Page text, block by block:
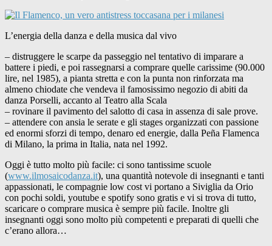
L’energia della danza e della musica dal vivo
– distruggere le scarpe da passeggio nel tentativo di imparare a
battere i piedi, e poi rassegnarsi a comprare quelle carissime (90.000
lire, nel 1985), a pianta stretta e con la punta non rinforzata ma
almeno chiodate che vendeva il famosissimo negozio di abiti da
danza Porselli, accanto al Teatro alla Scala
– rovinare il pavimento del salotto di casa in assenza di sale prove.
– attendere con ansia le serate e gli stages organizzati con passione
ed enormi sforzi di tempo, denaro ed energie, dalla Peña Flamenca
di Milano, la prima in Italia, nata nel 1992.
Oggi è tutto molto più facile: ci sono tantissime scuole
(www.ilmosaicodanza.it), una quantità notevole di insegnanti e tanti
appassionati, le compagnie low cost vi portano a Siviglia da Orio
con pochi soldi, youtube e spotify sono gratis e vi si trova di tutto,
scaricare o comprare musica è sempre più facile. Inoltre gli
insegnanti oggi sono molto più competenti e preparati di quelli che
c’erano allora…